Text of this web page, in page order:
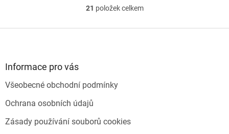
O
l
p
k
y
21 položek celkem
Informace pro vás
Všeobecné obchodní podmínky
Ochrana osobních údajů
Zásady používání souborů cookies